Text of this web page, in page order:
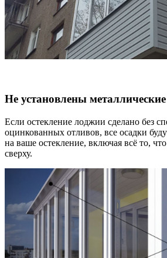
Не установлены
Если остекление лоджии сделано без
оцинкованных отливов, все осадки
на ваше остекление, включая всё то, что
сверху.